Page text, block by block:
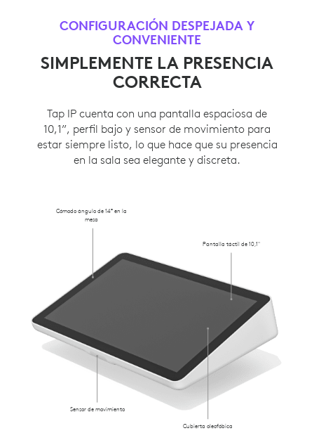
CONFIGURACIÓN DESPEJADA Y
CONVENIENTE
SIMPLEMENTE LA PRESENCIA
CORRECTA
Tap IP cuenta con una pantalla espaciosa de
10,1”, perfil bajo y sensor de movimiento para
estar siempre listo, lo que hace que su presencia
en la sala sea elegante y discreta.
Sensor de movimiento
Cubierta oleofóbica
Cómodo ángulo de 14° en la
mesa
Pantalla táctil de 10,1"